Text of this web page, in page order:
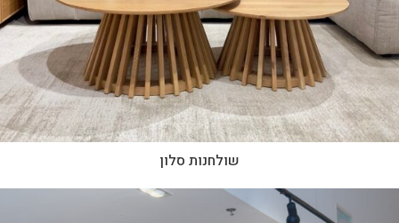
שולחנות סלון